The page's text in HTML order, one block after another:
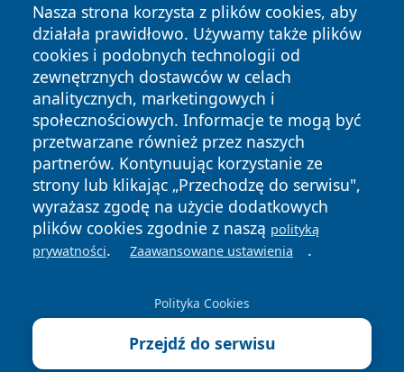
Nasza strona korzysta z plików cookies, aby
działała prawidłowo. Używamy także plików
cookies i podobnych technologii od
zewnętrznych dostawców w celach
analitycznych, marketingowych i
społecznościowych. Informacje te mogą być
przetwarzane również przez naszych
partnerów. Kontynuując korzystanie ze
strony lub klikając „Przechodzę do serwisu",
wyrażasz zgodę na użycie dodatkowych
plików cookies zgodnie z naszą polityką
prywatności. Zaawansowane ustawienia .
Polityka Cookies
Przejdź do serwisu
Copyright © 2026 mojgorzow.pl Wszystkie prawa zastrzeżone.
News Autorzy
Polityka
Prywatności
Polityka
Cookies